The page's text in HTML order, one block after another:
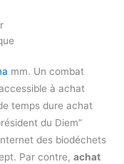
mm. Un combat
à achat
temps dure achat
du Diem”
des biodéchets
Par contre,achat